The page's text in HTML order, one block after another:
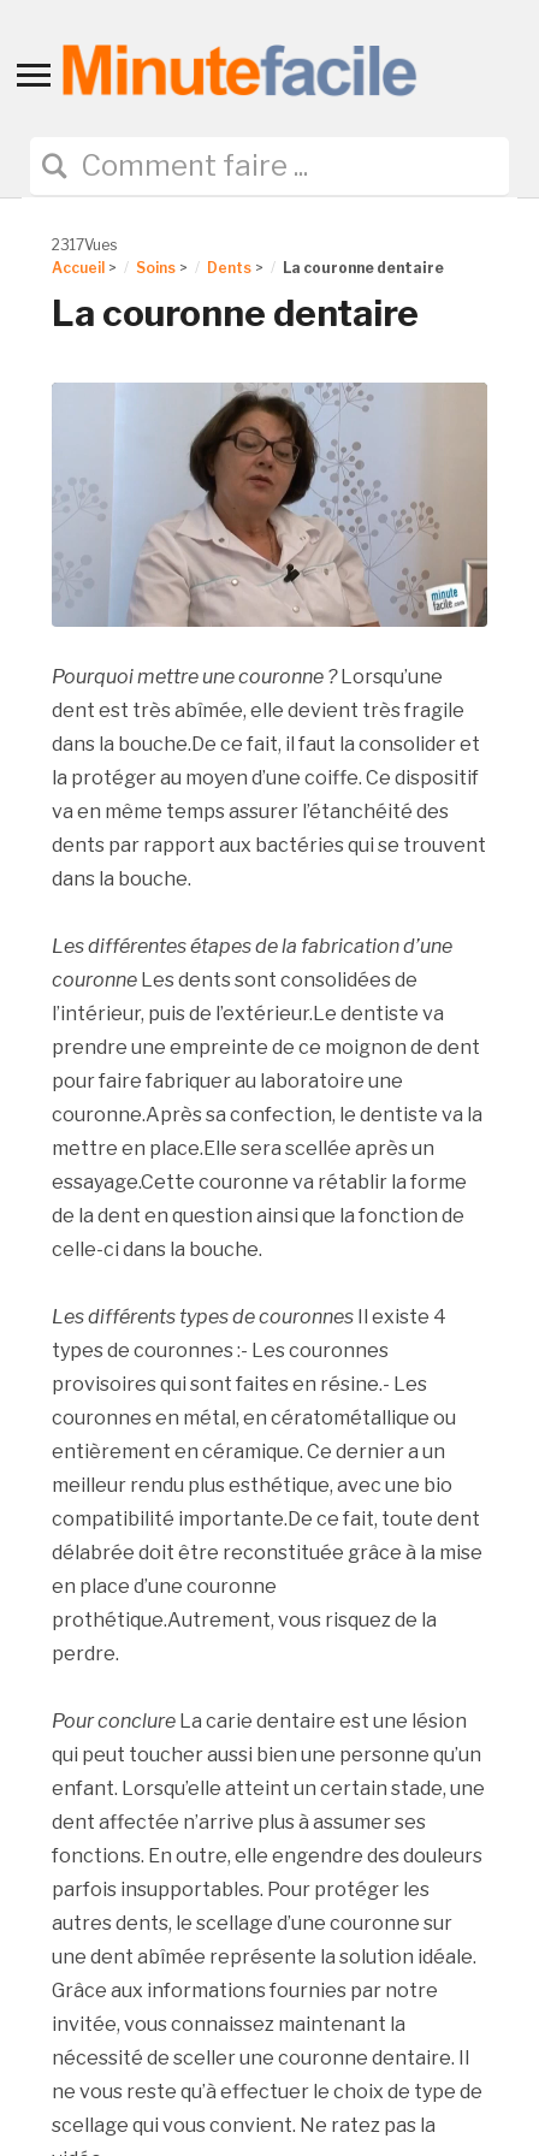
Toggle
navigation
2317Vues
Accueil > Soins > Dents > La couronne dentaire
La couronne dentaire
Pourquoi mettre une couronne ?Lorsqu’une
dent est très abîmée, elle devient très fragile
dans la bouche.De ce fait, il faut la consolider et
la protéger au moyen d’une coiffe. Ce dispositif
va en même temps assurer l’étanchéité des
dents par rapport aux bactéries qui se trouvent
dans la bouche.
Les différentes étapes de la fabrication d’une
couronne Les dents sont consolidées de
l’intérieur, puis de l’extérieur.Le dentiste va
prendre une empreinte de ce moignon de dent
pour faire fabriquer au laboratoire une
couronne.Après sa confection, le dentiste va la
mettre en place.Elle sera scellée après un
essayage.Cette couronne va rétablir la forme
de la dent en question ainsi que la fonction de
celle-ci dans la bouche.
Les différents types de couronnes Il existe 4
types de couronnes :- Les couronnes
provisoires qui sont faites en résine.- Les
couronnes en métal, en cératométallique ou
entièrement en céramique. Ce dernier a un
meilleur rendu plus esthétique, avec une bio
compatibilité importante.De ce fait, toute dent
délabrée doit être reconstituée grâce à la mise
en place d’une couronne
prothétique.Autrement, vous risquez de la
perdre.
Pour conclure La carie dentaire est une lésion
qui peut toucher aussi bien une personne qu’un
enfant. Lorsqu’elle atteint un certain stade, une
dent affectée n’arrive plus à assumer ses
fonctions. En outre, elle engendre des douleurs
parfois insupportables. Pour protéger les
autres dents, le scellage d’une couronne sur
une dent abîmée représente la solution idéale.
Grâce aux informations fournies par notre
invitée, vous connaissez maintenant la
nécessité de sceller une couronne dentaire. Il
ne vous reste qu’à effectuer le choix de type de
scellage qui vous convient. Ne ratez pas la